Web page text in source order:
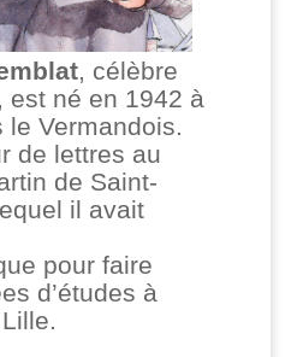
, célèbre
est né en 1942 à
le Vermandois.
de lettres au
de Saint-
il avait
pour faire
d’études à